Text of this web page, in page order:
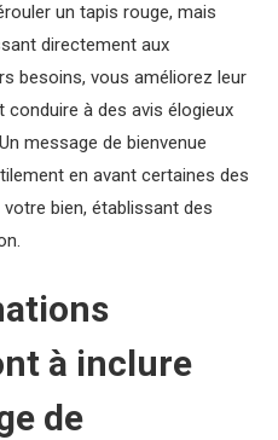
un tapis rouge, mais
directement aux
besoins, vous améliorez leur
conduire à des avis élogieux
message de bienvenue
en avant certaines des
bien, établissant des
à inclure
de